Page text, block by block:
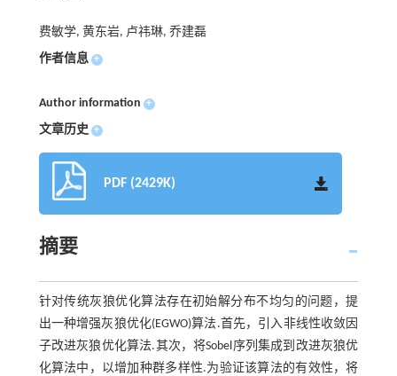
费敏学, 黄东岩, 卢祎琳, 乔建磊
作者信息 +
Author information +
文章历史 +
PDF (2429K)
摘要
针对传统灰狼优化算法存在初始解分布不均匀的问题，提
出一种增强灰狼优化(EGWO)算法.首先，引入非线性收敛因
子改进灰狼优化算法.其次，将Sobel序列集成到改进灰狼优
化算法中，以增加种群多样性.为验证该算法的有效性，将